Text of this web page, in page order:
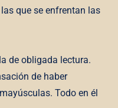
que se enfrentan las
de obligada lectura.
de haber
Todo en él